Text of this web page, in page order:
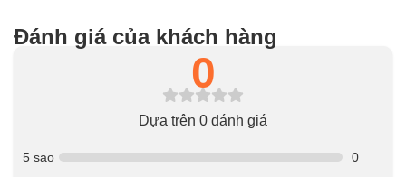
Đánh giá của khách hàng
0
Dựa trên 0 đánh giá
5 sao
0